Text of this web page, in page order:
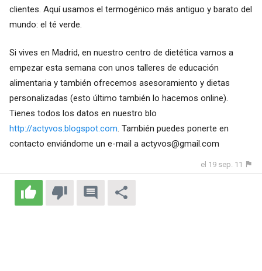
clientes. Aquí usamos el termogénico más antiguo y barato del
mundo: el té verde.
Si vives en Madrid, en nuestro centro de dietética vamos a
empezar esta semana con unos talleres de educación
alimentaria y también ofrecemos asesoramiento y dietas
personalizadas (esto último también lo hacemos online).
Tienes todos los datos en nuestro blo
http://actyvos.blogspot.com. También puedes ponerte en
contacto enviándome un e-mail a actyvos@gmail.com
el 19 sep. 11